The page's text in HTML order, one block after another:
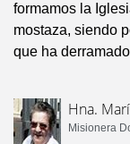
formamos la
mostaza, siendo
que ha
Hna.
Misionera